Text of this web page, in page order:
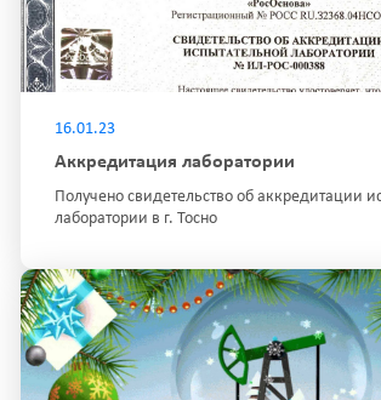
16.01.23
Аккредитация лаборатории
Получено свидетельство об аккредитации
лаборатории в г. Тосно